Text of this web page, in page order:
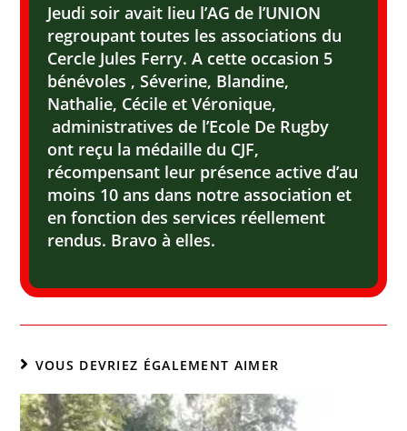
‌Jeudi soir avait lieu l’AG de l’UNION
regroupant toutes les associations du
Cercle Jules Ferry. A cette occasion 5
bénévoles , Séverine, Blandine,
Nathalie, Cécile et Véronique,
administratives de l’Ecole De Rugby
ont reçu la médaille du CJF,
récompensant leur présence active d’au
moins 10 ans dans notre association et
en fonction des services réellement
rendus. Bravo à elles.
VOUS DEVRIEZ ÉGALEMENT AIMER